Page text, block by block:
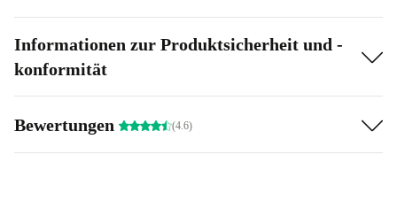
wertvolle Ressourcen. So trägst du zu einer nachhaltigeren
Zukunft bei.
Informationen zur Produktsicherheit und -
konformität
Bewertungen (4.6)